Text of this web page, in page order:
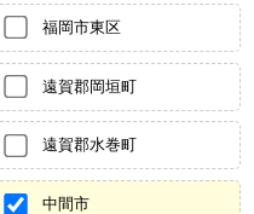
福岡市東区
遠賀郡岡垣町
遠賀郡水巻町
中間市